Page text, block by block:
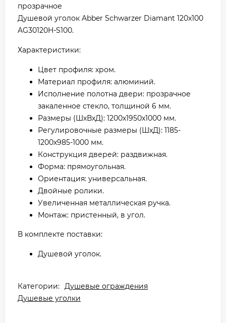
прозрачное
Душевой уголок Abber Schwarzer Diamant 120x100
AG30120H-S100.
Характеристики:
Цвет профиля: хром.
Материал профиля: алюминий.
Исполнение полотна двери: прозрачное
закаленное стекло, толщиной 6 мм.
Размеры (ШхВхД): 1200х1950х1000 мм.
Регулировочные размеры (ШхД): 1185-
1200х985-1000 мм.
Конструкция дверей: раздвижная.
Форма: прямоугольная.
Ориентация: универсальная.
Двойные ролики.
Увеличенная металлическая ручка.
Монтаж: пристенный, в угол.
В комплекте поставки:
Душевой уголок.
Категории: Душевые ограждения
Душевые уголки